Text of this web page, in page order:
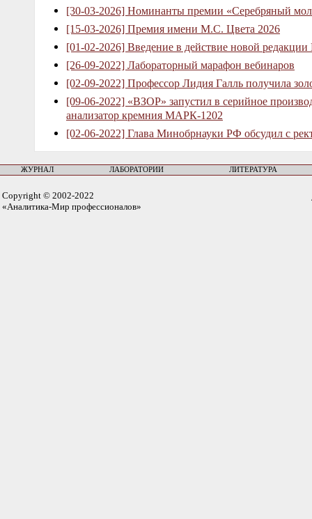
[30-03-2026] Номинанты премии «Серебряный
[15-03-2026] Премия имени М.С. Цвета 2026
[01-02-2026] Введение в действие новой
[26-09-2022] Лабораторный марафон вебинаров
[02-09-2022] Профессор Лидия Галль получила
[09-06-2022] «ВЗОР» запустил в серийное
анализатор кремния МАРК-1202
[02-06-2022] Глава Минобрнауки РФ обсудил с
ЖУРНАЛ ЛАБОРАТОРИИ ЛИТЕРАТУРА
Copyright © 2002-2022
«Аналитика-Мир профессионалов»